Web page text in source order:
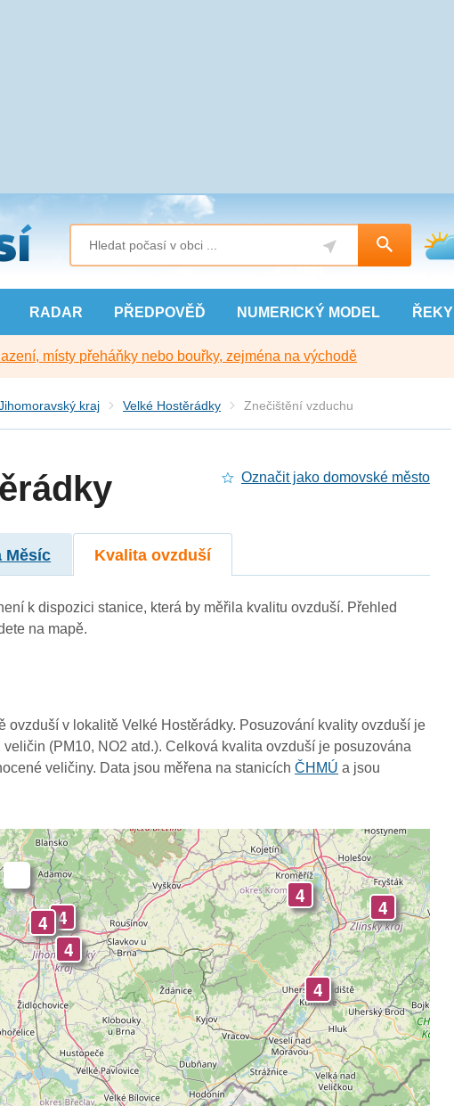
RADAR PŘEDPOVĚĎ NUMERICKÝ MODEL ŘEKY
místy přeháňky nebo bouřky, zejména na východě
kraj Velké Hostěrádky Znečištění vzduchu
Označit jako domovské město
Měsíc Kvalita ovzduší
k dispozici stanice, která by měřila kvalitu ovzduší. Přehled
na mapě.
ovzduší v lokalitě Velké Hostěrádky. Posuzování kvality ovzduší je
(PM10, NO2 atd.). Celková kvalita ovzduší je posuzována
veličiny. Data jsou měřena na stanicíchČHMÚ a jsou
4
4
4
4
4
4
4
4